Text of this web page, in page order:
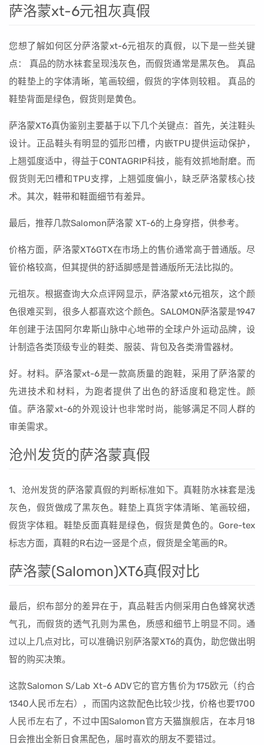
萨洛蒙xt-6元祖灰真假
您想了解如何区分萨洛蒙xt-6元祖灰的真假，以下是一些关键
点： 真品的防水袜套呈现浅灰色，而假货通常是黑灰色。 真品
的鞋垫上的字体清晰，笔画较细，假货的字体则较粗。 真品的
鞋垫背面是绿色，假货则是黄色。
萨洛蒙XT6真伪鉴别主要基于以下几个关键点：首先，关注鞋头
设计。正品鞋头有明显的弧形凹槽，内嵌TPU提供运动保护，
上翘弧度适中，得益于CONTAGRIP科技，能有效抓地耐磨。而
假货则无凹槽和TPU支撑，上翘弧度偏小，缺乏萨洛蒙核心技
术。其次，鞋带和鞋面细节有差异。
最后，推荐几款Salomon萨洛蒙 XT-6的上身穿搭，供参考。
价格方面，萨洛蒙XT6GTX在市场上的售价通常高于普通版。尽
管价格较高，但其提供的舒适脚感是普通版所无法比拟的。
元祖灰。根据查询大众点评网显示，萨洛蒙xt6元祖灰，这个颜
色很难买到，很多人都喜欢这个颜色。SALOMON萨洛蒙是1947
年创建于法国阿尔卑斯山脉中心地带的全球户外运动品牌，设
计制造各类顶级专业的鞋类、服装、背包及各类滑雪器材。
好。材料。萨洛蒙xt-6是一款高质量的跑鞋，采用了萨洛蒙的
先进技术和材料，为跑者提供了出色的舒适度和稳定性。颜
值。萨洛蒙xt-6的外观设计也非常时尚，能够满足不同人群的
审美需求。
沧州发货的萨洛蒙真假
1、沧州发货的萨洛蒙真假的判断标准如下。真鞋防水袜套是浅
灰色，假货做成了黑灰色。鞋垫上真货字体清晰、笔画较细，
假货字体粗。鞋垫反面真鞋是绿色，假货是黄色的。Gore-tex
标志方面，真鞋的R右边一竖是个点，假货是全笔画的R。
萨洛蒙(Salomon)XT6真假对比
最后，织布部分的差异在于，真品鞋舌内侧采用白色蜂窝状透
气孔，而假货的透气孔则为黑色，质感和细节上明显不同。通
过以上几点对比，可以准确识别萨洛蒙XT6的真伪，助您做出明
智的购买决策。
这款Salomon S/Lab Xt-6 ADV它的官方售价为175欧元（约合
1340人民币左右），而国内这款配色比较少找，价格也要1700
人民币左右了，不过中国Salomon官方天猫旗舰店，在本月18
日会推出全新日食黑配色，届时喜欢的朋友不要错过。